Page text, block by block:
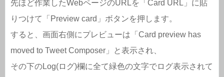
先ほど作業したWebページのURLを「Card URL」に貼
りつけて「Preview card」ボタンを押します。
すると、画面右側にプレビューは「Card preview has
moved to Tweet Composer」と表示され、
その下のLog(ログ)欄に全て緑色の文字でログ表示されて